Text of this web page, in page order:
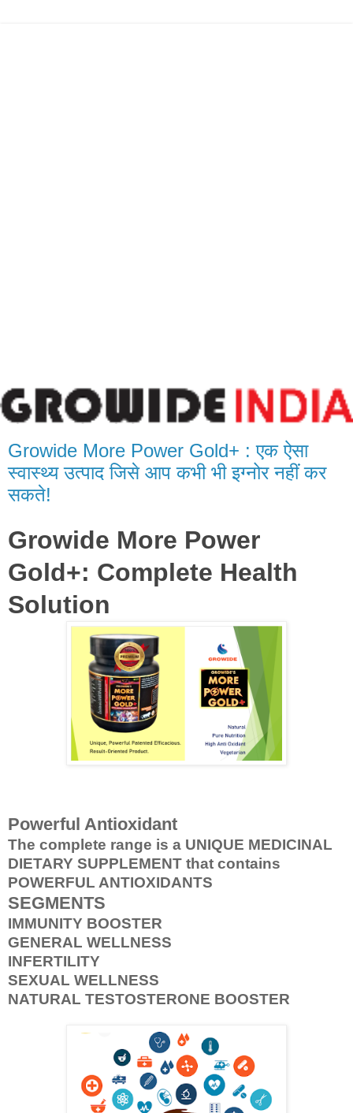
Growide More Power Gold+ : एक ऐसा
स्वास्थ्य उत्पाद जिसे आप कभी भी इग्नोर नहीं कर
सकते!
Growide More Power
Gold+: Complete Health
Solution
Powerful Antioxidant
The complete range is a UNIQUE MEDICINAL
DIETARY SUPPLEMENT that contains
POWERFUL ANTIOXIDANTS
SEGMENTS
IMMUNITY BOOSTER
GENERAL WELLNESS
INFERTILITY
SEXUAL WELLNESS
NATURAL TESTOSTERONE BOOSTER